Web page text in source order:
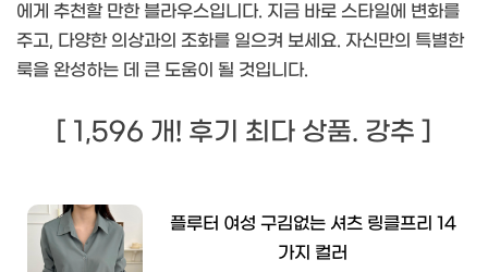
에게 추천할 만한 블라우스입니다. 지금 바로 스타일에 변화를
주고, 다양한 의상과의 조화를 일으켜 보세요. 자신만의 특별한
룩을 완성하는 데 큰 도움이 될 것입니다.
[ 1,596 개! 후기 최다 상품. 강추 ]
플루터 여성 구김없는 셔츠 링클프리 14
가지 컬러